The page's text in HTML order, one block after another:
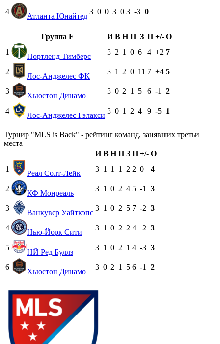
4
Атланта Юнайтед
3 0 0 3 0 3 -3 0
Группа F И В Н П З П +/- О
1
Портленд Тимберс
3 2 1 0 6 4 +2 7
2
Лос-Анджелес ФК
3 1 2 0 11 7 +4 5
3
Хьюстон Динамо
3 0 2 1 5 6 -1 2
4
Лос-Анджелес Гэлакси
3 0 1 2 4 9 -5 1
Турнир "MLS is Back" - рейтинг команд, занявших третьи
места
И В Н П З П +/- О
1
Реал Солт-Лейк
3 1 1 1 2 2 0 4
2
КФ Монреаль
3 1 0 2 4 5 -1 3
3
Ванкувер Уайткэпс
3 1 0 2 5 7 -2 3
4
Нью-Йорк Сити
3 1 0 2 2 4 -2 3
5
НЙ Ред Буллз
3 1 0 2 1 4 -3 3
6
Хьюстон Динамо
3 0 2 1 5 6 -1 2